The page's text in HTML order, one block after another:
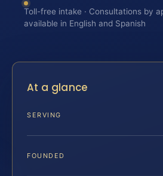
Toll-free intake · Consultations by
available in English and Spanish
At a glance
SERVING
FOUNDED